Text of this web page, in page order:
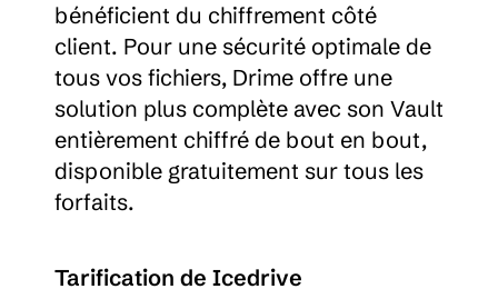
bénéficient du chiffrement côté
client. Pour une sécurité optimale de
tous vos fichiers, Drime offre une
solution plus complète avec son Vault
entièrement chiffré de bout en bout,
disponible gratuitement sur tous les
forfaits.
Tarification de Icedrive